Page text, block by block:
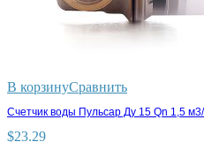
В корзинуСравнить
Счетчик воды Пульсар Ду 15 Qn 1,5
$23.29